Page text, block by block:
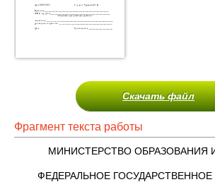
Скачать файл
Фрагмент текста работы
МИНИСТЕРСТВО ОБРАЗОВАНИЯ
ФЕДЕРАЛЬНОЕ